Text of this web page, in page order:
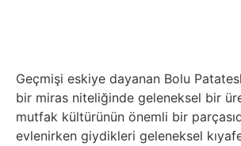
Geçmişi eskiye dayanan Bolu
bir miras niteliğinde geleneksel bir
mutfak kültürünün önemli bir
evlenirken giydikleri geleneksel